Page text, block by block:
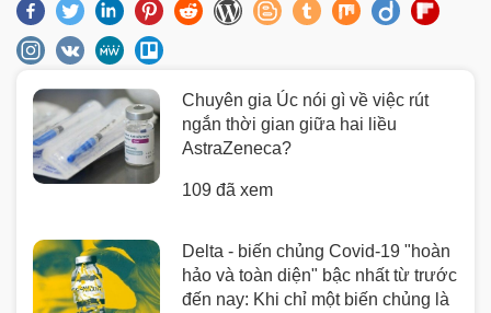
Chuyên gia Úc nói gì về việc rút
ngắn thời gian giữa hai liều
AstraZeneca?
109 đã xem
Delta - biến chủng Covid-19 "hoàn
hảo và toàn diện" bậc nhất từ trước
đến nay: Khi chỉ một biến chủng là